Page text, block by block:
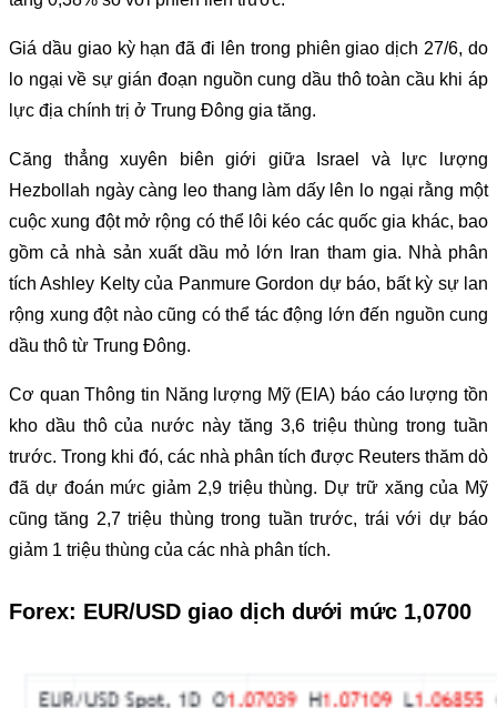
Giá dầu giao kỳ hạn đã đi lên trong phiên giao dịch 27/6, do
lo ngại về sự gián đoạn nguồn cung dầu thô toàn cầu khi áp
lực địa chính trị ở Trung Đông gia tăng.
Căng thẳng xuyên biên giới giữa Israel và lực lượng
Hezbollah ngày càng leo thang làm dấy lên lo ngại rằng một
cuộc xung đột mở rộng có thể lôi kéo các quốc gia khác, bao
gồm cả nhà sản xuất dầu mỏ lớn Iran tham gia. Nhà phân
tích Ashley Kelty của Panmure Gordon dự báo, bất kỳ sự lan
rộng xung đột nào cũng có thể tác động lớn đến nguồn cung
dầu thô từ Trung Đông.
Cơ quan Thông tin Năng lượng Mỹ (EIA) báo cáo lượng tồn
kho dầu thô của nước này tăng 3,6 triệu thùng trong tuần
trước. Trong khi đó, các nhà phân tích được Reuters thăm dò
đã dự đoán mức giảm 2,9 triệu thùng. Dự trữ xăng của Mỹ
cũng tăng 2,7 triệu thùng trong tuần trước, trái với dự báo
giảm 1 triệu thùng của các nhà phân tích.
Forex: EUR/USD giao dịch dưới mức 1,0700